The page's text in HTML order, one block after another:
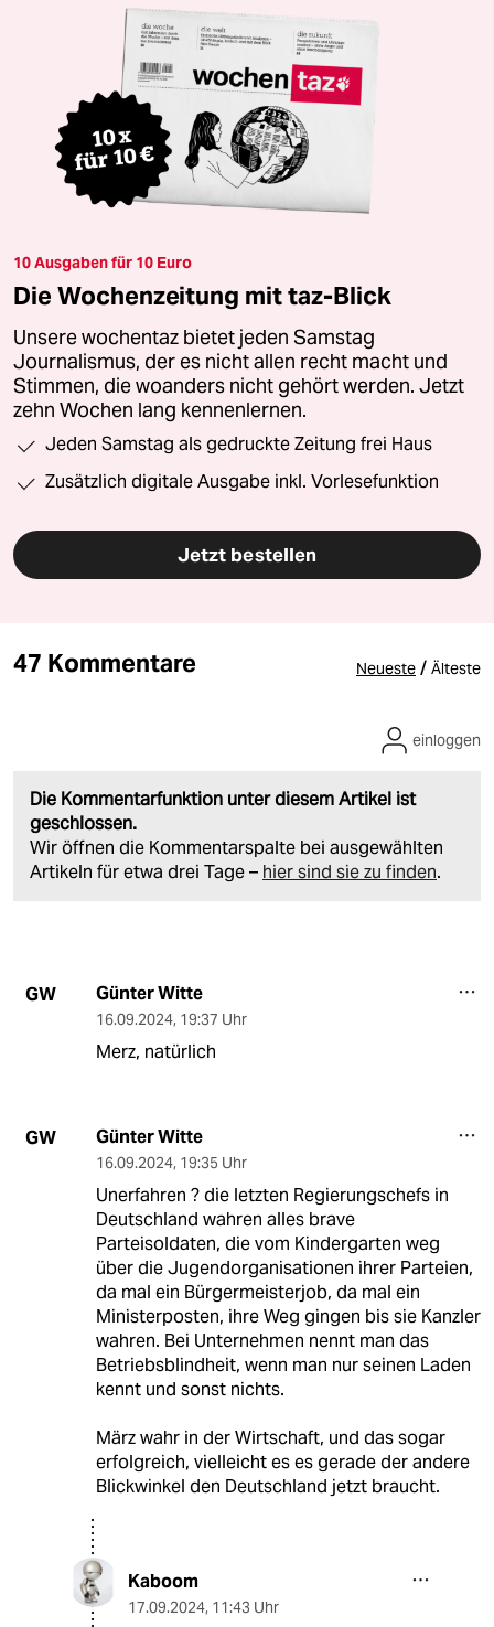
10 Ausgaben für 10 Euro
Die Wochenzeitung mit taz-Blick
Unsere wochentaz bietet jeden Samstag
Journalismus, der es nicht allen recht macht und
Stimmen, die woanders nicht gehört werden. Jetzt
zehn Wochen lang kennenlernen.
Jeden Samstag als gedruckte Zeitung frei Haus
Zusätzlich digitale Ausgabe inkl. Vorlesefunktion
Jetzt bestellen
47 Kommentare Neueste / Älteste
Die Kommentarfunktion unter diesem Artikel ist
geschlossen.
Wir öffnen die Kommentarspalte bei ausgewählten
Artikeln für etwa drei Tage – hier sind sie zu finden.
einloggen
GW Günter Witte
16.09.2024, 19:37 Uhr
Merz, natürlich
GW Günter Witte
16.09.2024, 19:35 Uhr
Unerfahren ? die letzten Regierungschefs in
Deutschland wahren alles brave
Parteisoldaten, die vom Kindergarten weg
über die Jugendorganisationen ihrer Parteien,
da mal ein Bürgermeisterjob, da mal ein
Ministerposten, ihre Weg gingen bis sie Kanzler
wahren. Bei Unternehmen nennt man das
Betriebsblindheit, wenn man nur seinen Laden
kennt und sonst nichts.
März wahr in der Wirtschaft, und das sogar
erfolgreich, vielleicht es es gerade der andere
Blickwinkel den Deutschland jetzt braucht.
Kaboom
17.09.2024, 11:43 Uhr